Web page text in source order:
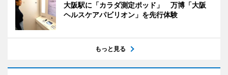
大阪駅に「カラダ測定ポッド」 万博「大阪
ヘルスケアパビリオン」を先行体験
もっと見る